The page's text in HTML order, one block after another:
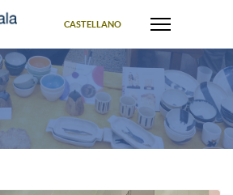
CASTELLANO